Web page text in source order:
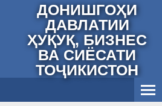
ДОНИШГОҲИ
ДАВЛАТИИ
ҲУҚУҚ, БИЗНЕС
ВА СИЁСАТИ
ТОҶИКИСТОН